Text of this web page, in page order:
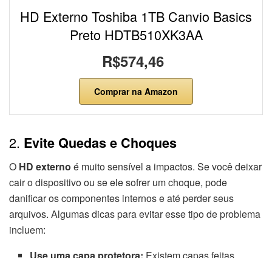
HD Externo Toshiba 1TB Canvio Basics
Preto HDTB510XK3AA
R$574,46
Comprar na Amazon
2. Evite Quedas e Choques
O HD externo é muito sensível a impactos. Se você deixar
cair o dispositivo ou se ele sofrer um choque, pode
danificar os componentes internos e até perder seus
arquivos. Algumas dicas para evitar esse tipo de problema
incluem: